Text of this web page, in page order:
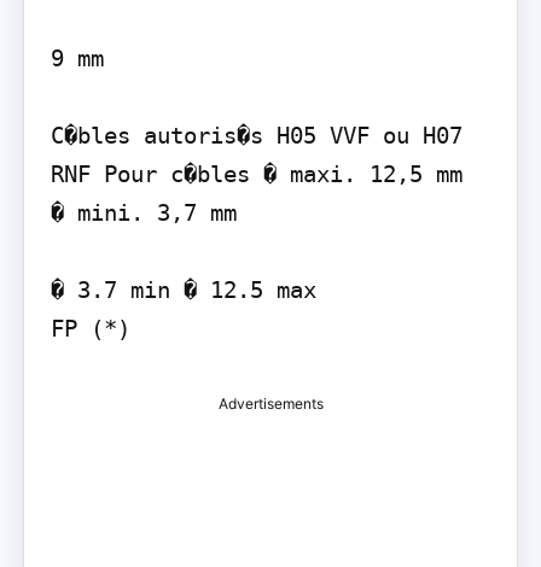
9 mm
C�bles autoris�s H05 VVF ou H07
RNF Pour c�bles � maxi. 12,5 mm
� mini. 3,7 mm
� 3.7 min � 12.5 max
Advertisements